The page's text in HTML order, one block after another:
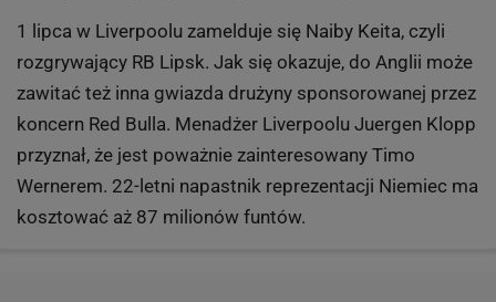
1 lipca w Liverpoolu zamelduje się Naiby Keita, czyli
rozgrywający RB Lipsk. Jak się okazuje, do Anglii może
zawitać też inna gwiazda drużyny sponsorowanej przez
koncern Red Bulla. Menadżer Liverpoolu Juergen Klopp
przyznał, że jest poważnie zainteresowany Timo
Wernerem. 22-letni napastnik reprezentacji Niemiec ma
kosztować aż 87 milionów funtów.